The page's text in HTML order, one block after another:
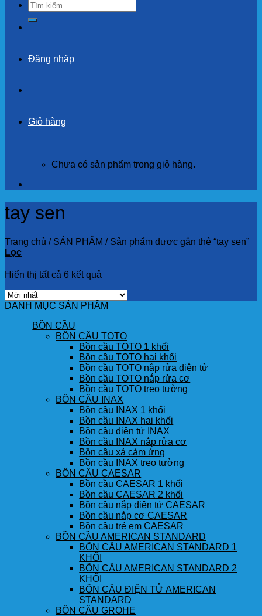
Tìm
kiếm:
Đăng nhập
Giỏ hàng
Chưa có sản phẩm trong giỏ hàng.
tay sen
Trang chủ / SẢN PHẨM /Sản phẩm được gắn thẻ “tay sen”
Lọc
Hiển thị tất cả 6 kết quả
DANH MỤC SẢN PHẨM
BỒN CẦU
BỒN CẦU TOTO
Bồn cầu TOTO 1 khối
Bồn cầu TOTO hai khối
Bồn cầu TOTO nắp rửa điện tử
Bồn cầu TOTO nắp rửa cơ
Bồn cầu TOTO treo tường
BỒN CẦU INAX
Bồn cầu INAX 1 khối
Bồn cầu INAX hai khối
Bồn cầu điện tử INAX
Bồn cầu INAX nắp rửa cơ
Bồn cầu xả cảm ứng
Bồn cầu INAX treo tường
BỒN CẦU CAESAR
Bồn cầu CAESAR 1 khối
Bồn cầu CAESAR 2 khối
Bồn cầu nắp điện tử CAESAR
Bồn cầu nắp cơ CAESAR
Bồn cầu trẻ em CAESAR
BỒN CẦU AMERICAN STANDARD
BỒN CẦU AMERICAN STANDARD 1
KHỐI
BỒN CẦU AMERICAN STANDARD 2
KHỐI
BỒN CẦU ĐIỆN TỬ AMERICAN
STANDARD
BỒN CẦU GROHE